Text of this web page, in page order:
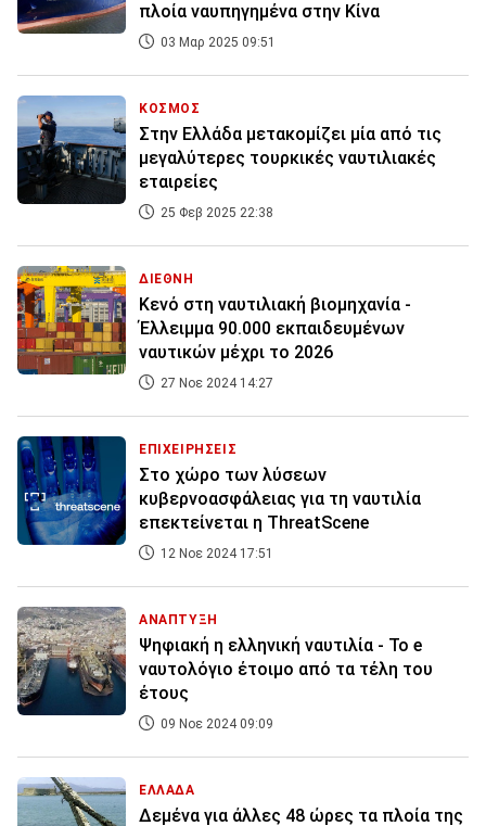
πλοία ναυπηγημένα στην Κίνα
03 Μαρ 2025 09:51
ΚΟΣΜΟΣ
Στην Ελλάδα μετακομίζει μία από τις
μεγαλύτερες τουρκικές ναυτιλιακές
εταιρείες
25 Φεβ 2025 22:38
ΔΙΕΘΝΗ
Κενό στη ναυτιλιακή βιομηχανία -
Έλλειμμα 90.000 εκπαιδευμένων
ναυτικών μέχρι το 2026
27 Νοε 2024 14:27
ΕΠΙΧΕΙΡΗΣΕΙΣ
Στο χώρο των λύσεων
κυβερνοασφάλειας για τη ναυτιλία
επεκτείνεται η ThreatScene
12 Νοε 2024 17:51
ΑΝΑΠΤΥΞΗ
Ψηφιακή η ελληνική ναυτιλία - Το e
ναυτολόγιο έτοιμο από τα τέλη του
έτους
09 Νοε 2024 09:09
ΕΛΛΑΔΑ
Δεμένα για άλλες 48 ώρες τα πλοία της